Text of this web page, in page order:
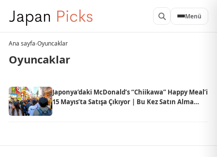
Menü
Ana sayfa›Oyuncaklar
Oyuncaklar
Japonya’daki McDonald’s “Chiikawa” Happy Meal’i
15 Mayıs’ta Satışa Çıkıyor | Bu Kez Satın Alma